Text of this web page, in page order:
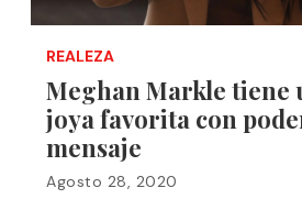
REALEZA
Meghan Markle tiene
joya favorita con
mensaje
Agosto 28, 2020